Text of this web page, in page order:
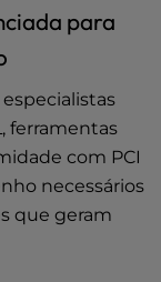
para
ferramentas
com PCI
necessários
que geram